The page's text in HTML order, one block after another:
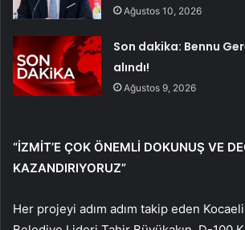
Ağustos 10, 2026
Son dakika: Bennu
alındı!
Ağustos 9, 2026
“İZMİT’E ÇOK ÖNEMLİ DOKUNUŞ VE
KAZANDIRIYORUZ”
Her projeyi adım adım takip eden